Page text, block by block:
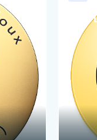
Prix